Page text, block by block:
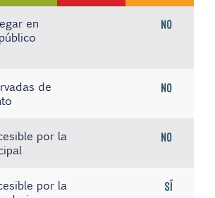
en
No
de
No
por la
No
por la
Sí